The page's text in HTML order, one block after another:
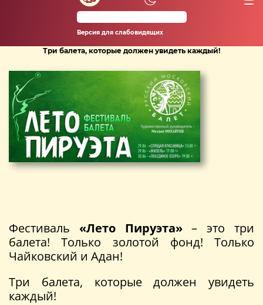
Версия для слабовидящих
Три балета, которые должен увидеть каждый!
Фестиваль «Лето Пируэта»– это три
балета! Только золотой фонд! Только
Чайковский и Адан!
Три балета, которые должен увидеть
каждый!